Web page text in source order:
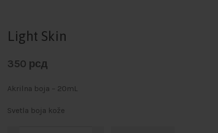
Light Skin
350 рсд
Akrilna boja – 20mL
Svetla boja kože